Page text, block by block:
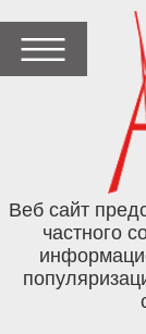
Веб сайт
частного